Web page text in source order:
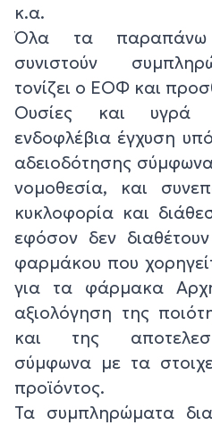
κ.α.
Όλα τα παραπάνω
συνιστούν
τονίζει ο ΕΟΦ και
Ουσίες και υγρά
ενδοφλέβια έγχυση
αδειοδότησης
νομοθεσία, και
κυκλοφορία και
εφόσον δεν
φαρμάκου που
για τα φάρμακα
αξιολόγηση της
και της
σύμφωνα με τα
προϊόντος.
Τα συμπληρώματα